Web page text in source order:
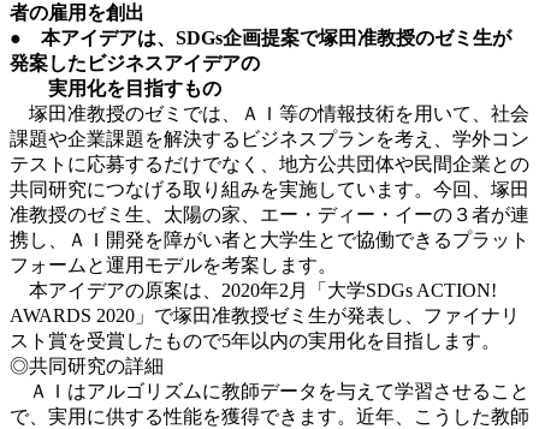
者の雇用を創出
● 本アイデアは、SDGs企画提案で塚田准教授のゼミ生が
発案したビジネスアイデアの
実用化を目指すもの
塚田准教授のゼミでは、ＡＩ等の情報技術を用いて、社会
課題や企業課題を解決するビジネスプランを考え、学外コン
テストに応募するだけでなく、地方公共団体や民間企業との
共同研究につなげる取り組みを実施しています。今回、塚田
准教授のゼミ生、太陽の家、エー・ディー・イーの３者が連
携し、ＡＩ開発を障がい者と大学生とで協働できるプラット
フォームと運用モデルを考案します。
本アイデアの原案は、2020年2月「大学SDGs ACTION!
AWARDS 2020」で塚田准教授ゼミ生が発表し、ファイナリ
スト賞を受賞したもので5年以内の実用化を目指します。
◎共同研究の詳細
ＡＩはアルゴリズムに教師データを与えて学習させること
で、実用に供する性能を獲得できます。近年、こうした教師